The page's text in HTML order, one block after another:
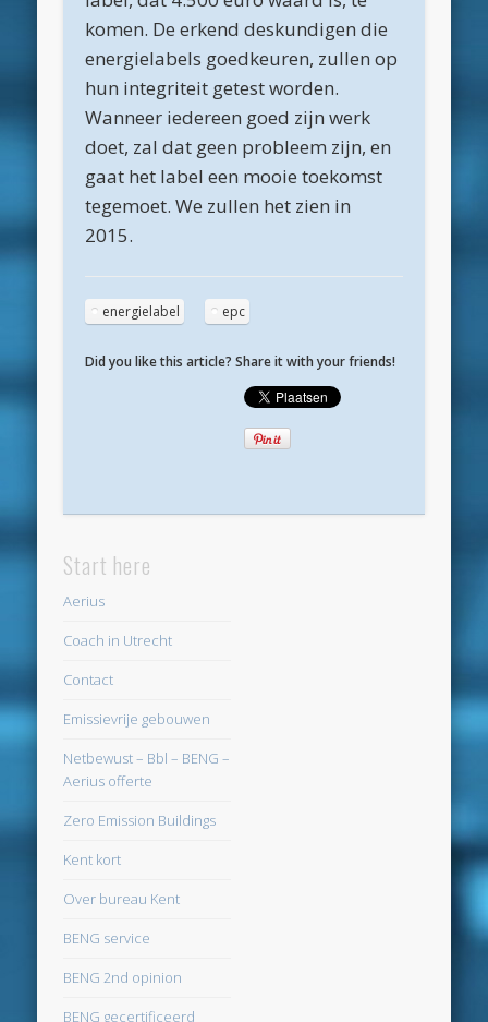
Categorieën
Inloggen
Berichten feed
Reacties feed
WordPress.org
komen. De erkend deskundigen die
energielabels goedkeuren, zullen op
hun integriteit getest worden.
Wanneer iedereen goed zijn werk
doet, zal dat geen probleem zijn, en
gaat het label een mooie toekomst
tegemoet. We zullen het zien in
2015.
energielabel epc
Did you like this article? Share it with your friends!
Start here
Aerius
Coach in Utrecht
Contact
Emissievrije gebouwen
Netbewust – Bbl – BENG –
Aerius offerte
Zero Emission Buildings
Kent kort
Over bureau Kent
BENG service
BENG 2nd opinion
BENG gecertificeerd